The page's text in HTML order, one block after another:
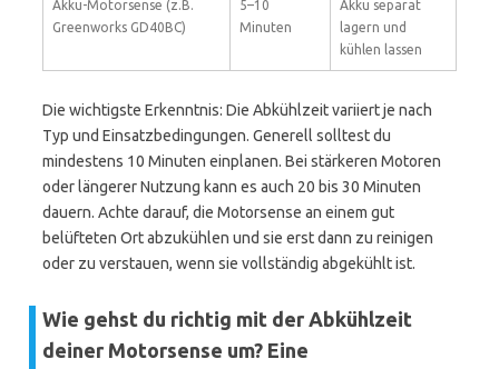
Akku-Motorsense (z.B.
Greenworks GD40BC)
5–10
Minuten
Akku separat
lagern und
kühlen lassen
Die wichtigste Erkenntnis: Die Abkühlzeit variiert je nach
Typ und Einsatzbedingungen. Generell solltest du
mindestens 10 Minuten einplanen. Bei stärkeren Motoren
oder längerer Nutzung kann es auch 20 bis 30 Minuten
dauern. Achte darauf, die Motorsense an einem gut
belüfteten Ort abzukühlen und sie erst dann zu reinigen
oder zu verstauen, wenn sie vollständig abgekühlt ist.
Wie gehst du richtig mit der Abkühlzeit
deiner Motorsense um? Eine